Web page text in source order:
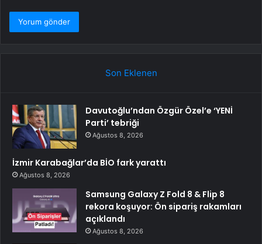
Son Eklenen
Davutoğlu’ndan Özgür Özel’e ‘YENİ
Parti’ tebriği
Ağustos 8, 2026
İzmir Karabağlar’da BİO fark yarattı
Ağustos 8, 2026
Samsung Galaxy Z Fold 8 & Flip 8
rekora koşuyor: Ön sipariş rakamları
açıklandı
Ağustos 8, 2026